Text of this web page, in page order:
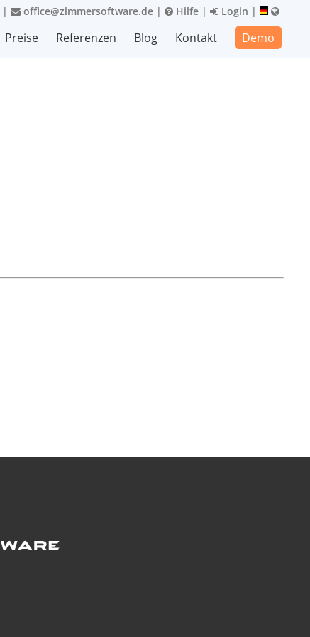
| office@zimmersoftware.de | Hilfe | Login |
Preise Referenzen Blog Kontakt Demo